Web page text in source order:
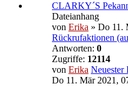
CLARKY´S
Dateianhang
von Erika » Do 11.
Rückrufaktionen
Antworten: 0
Zugriffe: 12114
von Erika Neuester
Do 11. Mär 2021,